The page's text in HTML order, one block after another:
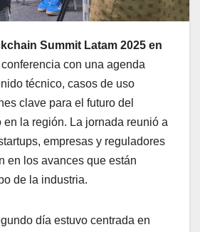
Summit Latam 2025 en
con una agenda
técnico, casos de uso
clave para el futuro del
en la región. La jornada reunió a
empresas y reguladores
en los avances que están
de la industria.
día estuvo centrada en